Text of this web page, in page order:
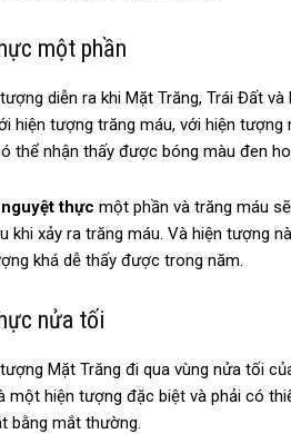
một phần
diễn ra khi Mặt Trăng, Trái Đất
hiện tượng trăng máu, với hiện
thể nhận thấy được bóng màu đen
nguyệt thực một phần và trăng máu
khi xảy ra trăng máu. Và hiện tượng
khá dễ thấy được trong năm.
nửa tối
Mặt Trăng đi qua vùng nửa tối
một hiện tượng đặc biệt và phải có
bằng mắt thường.